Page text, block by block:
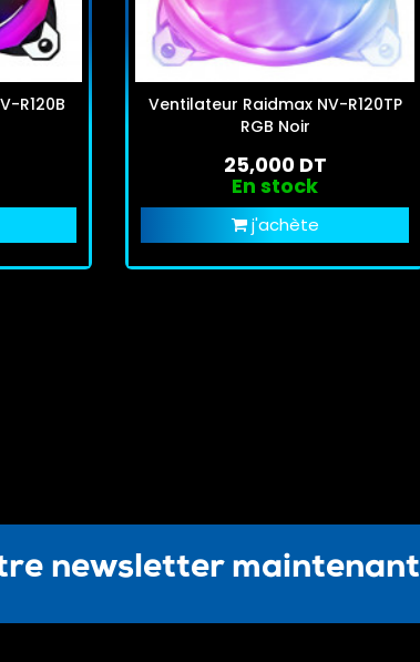
R120B
Ventilateur Raidmax NV-R120TP
RGB Noir
25,000 DT
En stock
j'achète
newsletter maintenant